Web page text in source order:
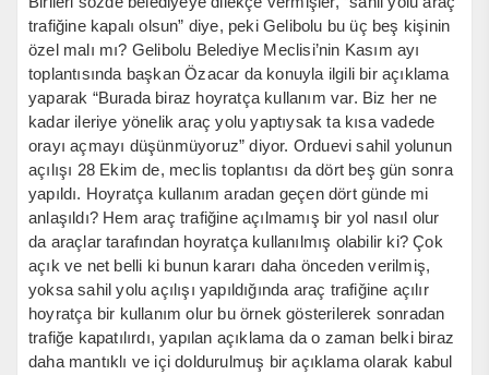
trafiğine kapalı olsun” diye, peki Gelibolu bu üç beş kişinin
özel malı mı? Gelibolu Belediye Meclisi’nin Kasım ayı
toplantısında başkan Özacar da konuyla ilgili bir açıklama
yaparak “Burada biraz hoyratça kullanım var. Biz her ne
kadar ileriye yönelik araç yolu yaptıysak ta kısa vadede
orayı açmayı düşünmüyoruz” diyor. Orduevi sahil yolunun
açılışı 28 Ekim de, meclis toplantısı da dört beş gün sonra
yapıldı. Hoyratça kullanım aradan geçen dört günde mi
anlaşıldı? Hem araç trafiğine açılmamış bir yol nasıl olur
da araçlar tarafından hoyratça kullanılmış olabilir ki? Çok
açık ve net belli ki bunun kararı daha önceden verilmiş,
yoksa sahil yolu açılışı yapıldığında araç trafiğine açılır
hoyratça bir kullanım olur bu örnek gösterilerek sonradan
trafiğe kapatılırdı, yapılan açıklama da o zaman belki biraz
daha mantıklı ve içi doldurulmuş bir açıklama olarak kabul